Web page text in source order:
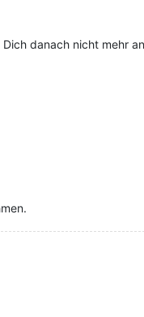
danach nicht mehr